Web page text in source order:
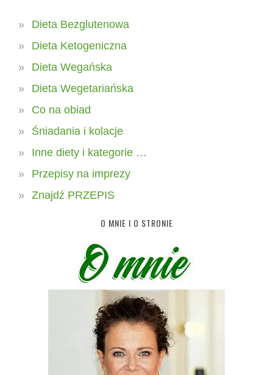
Dieta Bezglutenowa
Dieta Ketogeniczna
Dieta Wegańska
Dieta Wegetariańska
Co na obiad
Śniadania i kolacje
Inne diety i kategorie …
Przepisy na imprezy
Znajdź PRZEPIS
O MNIE I O STRONIE